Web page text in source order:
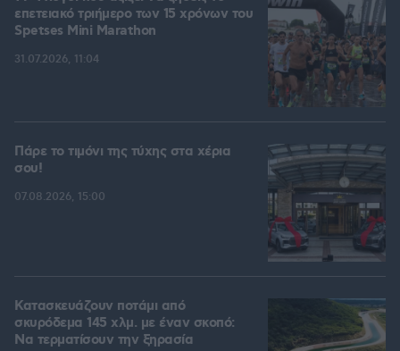
επετειακό τριήμερο των 15 χρόνων του
Spetses Mini Marathon
31.07.2026, 11:04
Πάρε το τιμόνι της τύχης στα χέρια
σου!
07.08.2026, 15:00
Κατασκευάζουν ποτάμι από
σκυρόδεμα 145 χλμ. με έναν σκοπό:
Να τερματίσουν την ξηρασία